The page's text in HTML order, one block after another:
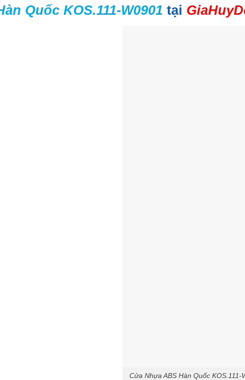
Quốc KOS.111-W0901 tại
Cửa Nhựa ABS Hàn Quốc KOS.111-